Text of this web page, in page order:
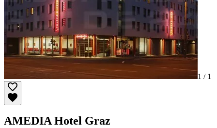
1 / 1
AMEDIA Hotel Graz